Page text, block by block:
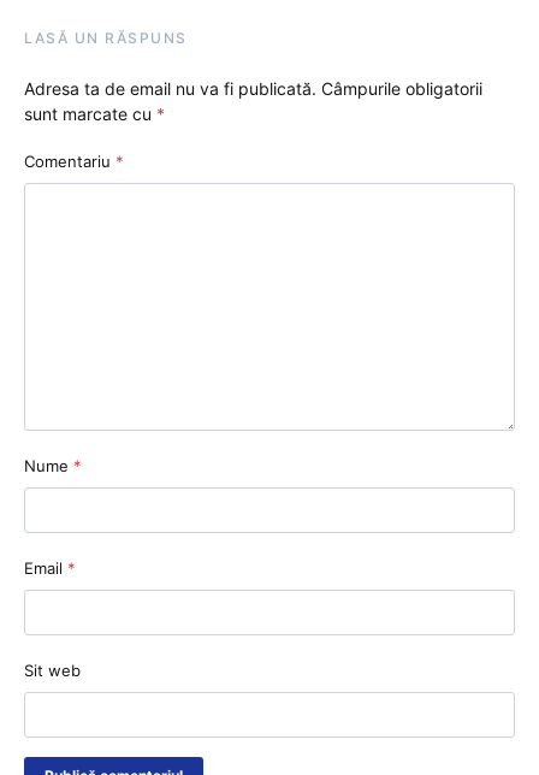
LASĂ UN RĂSPUNS
Adresa ta de email nu va fi publicată. Câmpurile obligatorii
sunt marcate cu *
Comentariu *
Nume *
Email *
Sit web